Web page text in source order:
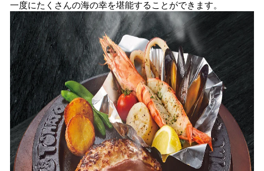
一度にたくさんの海の幸を堪能することができます。